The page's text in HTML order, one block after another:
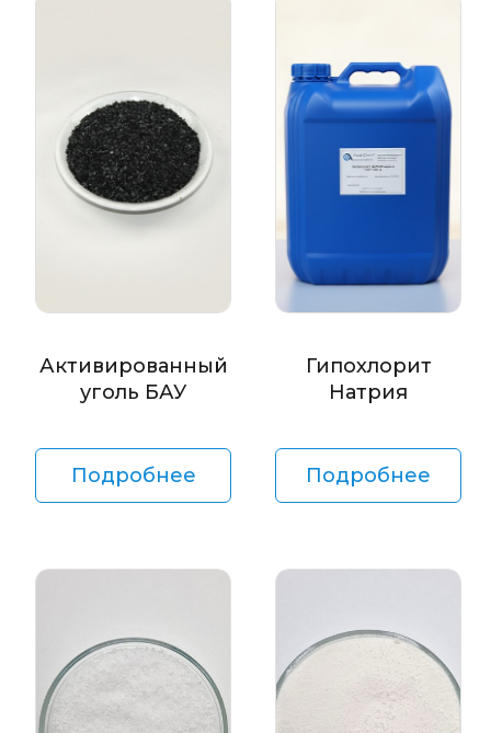
Активированный
уголь БАУ
Подробнее
Гипохлорит
Натрия
Подробнее